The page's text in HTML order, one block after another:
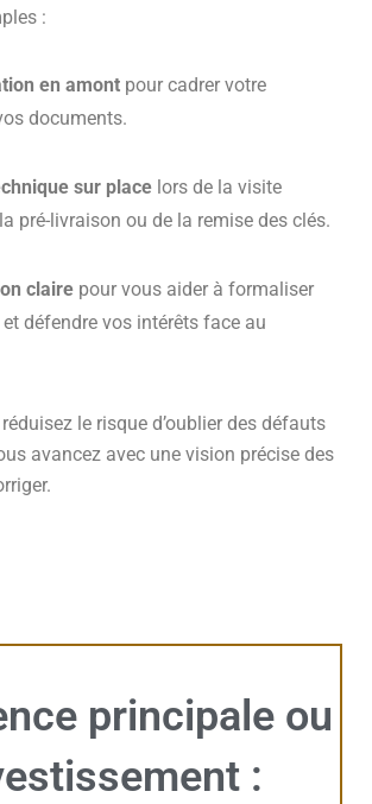
:
en amont pour cadrer votre
documents.
sur place lors de la visite
pré-livraison ou de la remise des clés.
claire pour vous aider à formaliser
défendre vos intérêts face au
le risque d’oublier des défauts
avancez avec une vision précise des
principale ou
: